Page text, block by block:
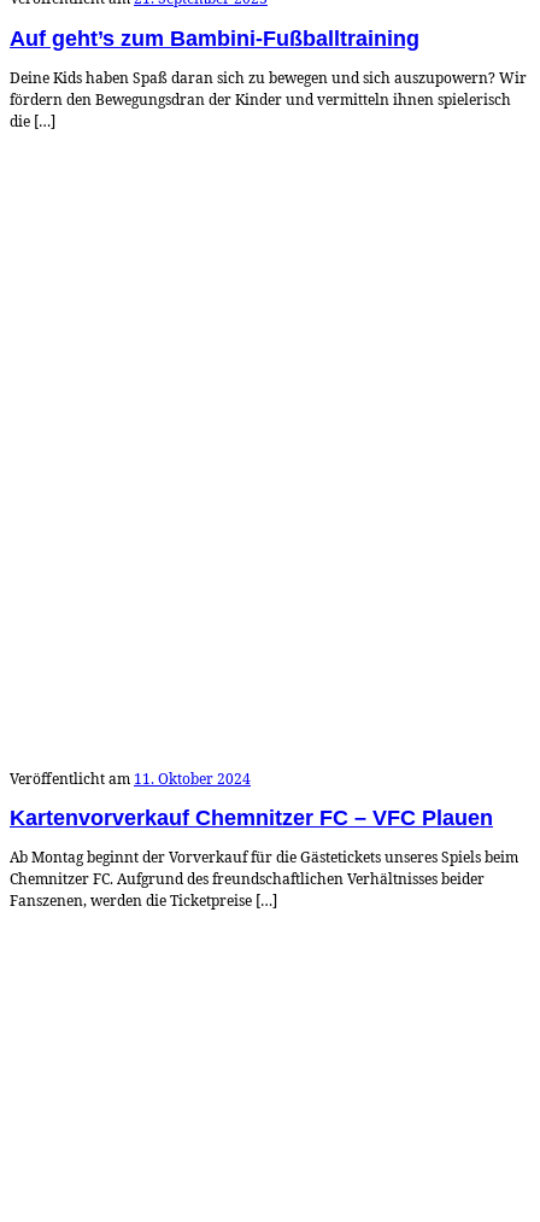
Auf geht’s zum Bambini-Fußballtraining
Deine Kids haben Spaß daran sich zu bewegen und sich auszupowern? Wir
fördern den Bewegungsdran der Kinder und vermitteln ihnen spielerisch
die […]
Veröffentlicht am 11. Oktober 2024
Kartenvorverkauf Chemnitzer FC – VFC Plauen
Ab Montag beginnt der Vorverkauf für die Gästetickets unseres Spiels beim
Chemnitzer FC. Aufgrund des freundschaftlichen Verhältnisses beider
Fanszenen, werden die Ticketpreise […]